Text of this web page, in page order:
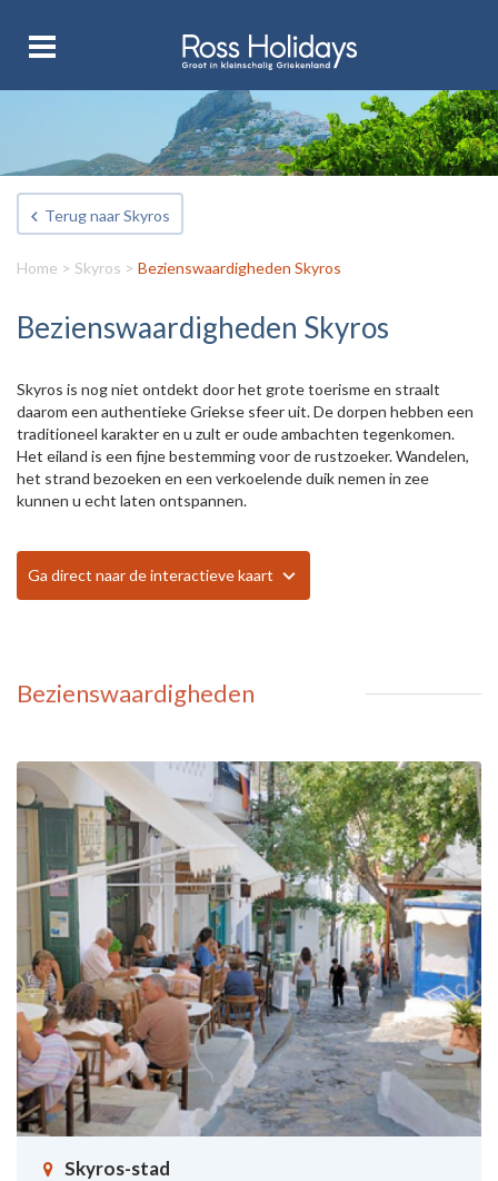
Terug naar Skyros
Home > Skyros > Bezienswaardigheden Skyros
Bezienswaardigheden Skyros
Skyros is nog niet ontdekt door het grote toerisme en straalt
daarom een authentieke Griekse sfeer uit. De dorpen hebben een
traditioneel karakter en u zult er oude ambachten tegenkomen.
Het eiland is een fijne bestemming voor de rustzoeker. Wandelen,
het strand bezoeken en een verkoelende duik nemen in zee
kunnen u echt laten ontspannen.
Ga direct naar de interactieve kaart
Bezienswaardigheden
Skyros-stad